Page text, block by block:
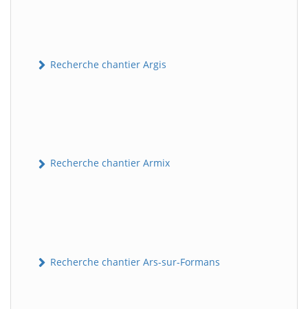
Recherche chantier Argis
Recherche chantier Armix
Recherche chantier Ars-sur-Formans